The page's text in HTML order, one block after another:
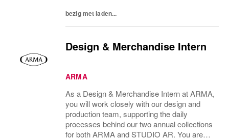
bezig met laden...
Design & Merchandise Intern
ARMA
As a Design & Merchandise Intern at ARMA,
you will work closely with our design and
production team, supporting the daily
processes behind our two annual collections
for both ARMA and STUDIO AR. You are